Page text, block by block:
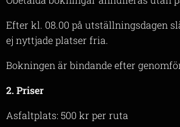
Efter kl. 08.00 på utställningsdagen
ej nyttjade platser fria.
Bokningen är bindande efter
2. Priser
Asfaltplats: 500 kr per ruta